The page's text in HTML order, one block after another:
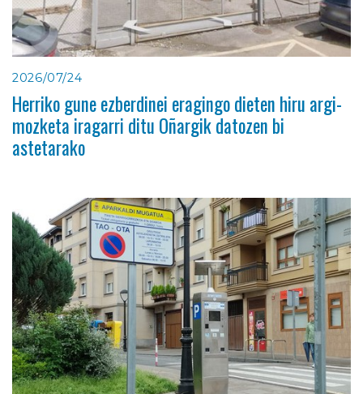
2026/07/24
Herriko gune ezberdinei eragingo dieten hiru argi-
mozketa iragarri ditu Oñargik datozen bi
astetarako